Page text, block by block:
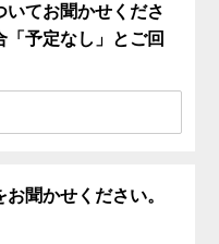
いてお聞かせくださ
予定なし」とご回
聞かせください。